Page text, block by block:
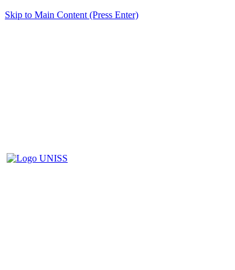
Skip to Main Content (Press Enter)